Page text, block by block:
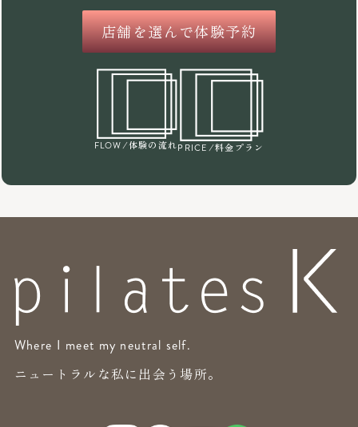
店舗を選んで体験予約
FLOW /体験の流れPRICE /料金プラン
Where I meet my neutral self.
ニュートラルな私に出会う場所。